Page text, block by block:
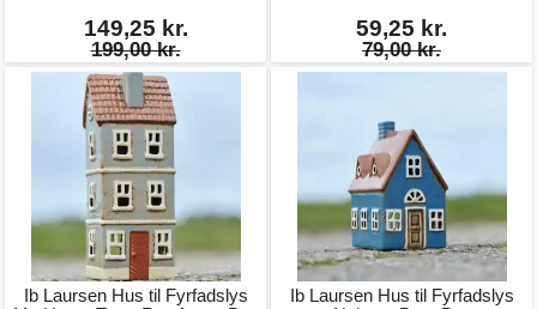
149,25 kr.
199,00 kr.
59,25 kr.
79,00 kr.
Ib Laursen Hus til Fyrfadslys
Ib Laursen Hus til Fyrfadslys